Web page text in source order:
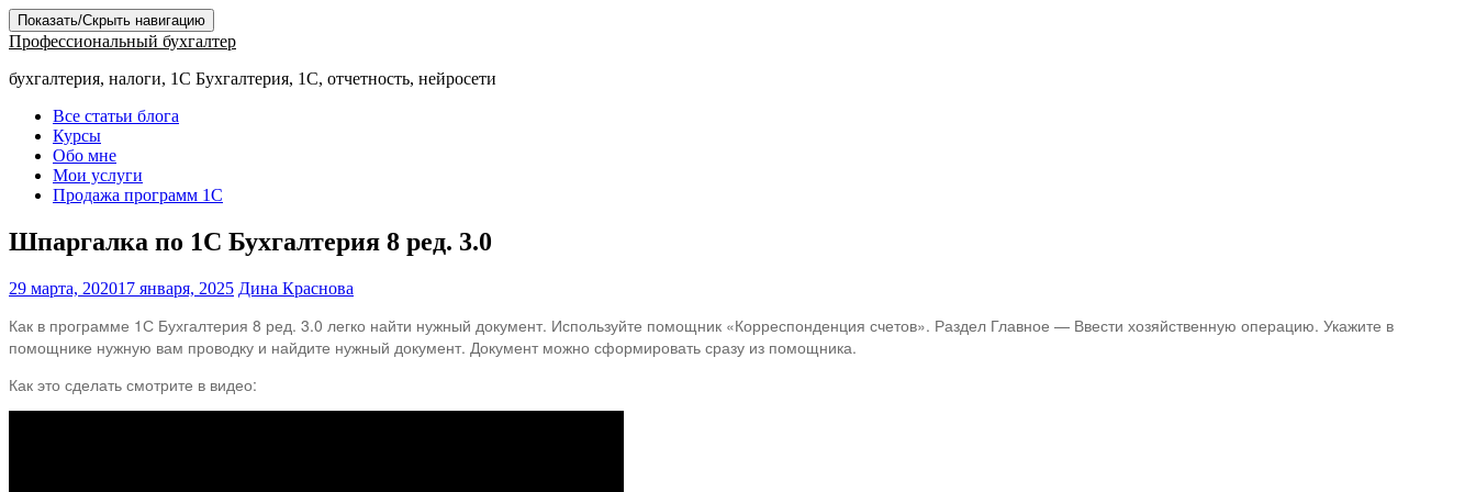
Показать/Скрыть навигацию
Профессиональный бухгалтер
бухгалтерия, налоги, 1С Бухгалтерия, 1С, отчетность, нейросети
Все статьи блога
Курсы
Обо мне
Мои услуги
Продажа программ 1С
Шпаргалка по 1С Бухгалтерия 8 ред. 3.0
29 марта, 202017 января, 2025 Дина Краснова
Как в программе 1С Бухгалтерия 8 ред. 3.0 легко найти нужный документ. Используйте помощник «Корреспонденция счетов». Раздел Главное — Ввести хозяйственную операцию. Укажите в
помощнике нужную вам проводку и найдите нужный документ. Документ можно сформировать сразу из помощника.
Как это сделать смотрите в видео:⠀